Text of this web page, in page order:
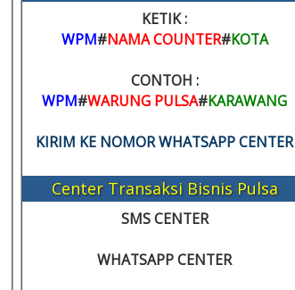
KETIK :
WPM#NAMA COUNTER#KOTA
CONTOH :
WPM#WARUNG PULSA#KARAWANG
KIRIM KE NOMOR WHATSAPP CENTER
Center Transaksi Bisnis Pulsa
SMS CENTER
WHATSAPP CENTER